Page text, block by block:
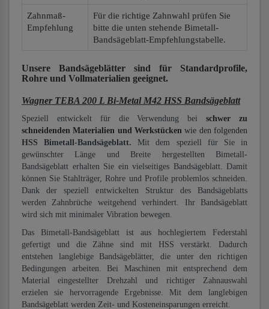
Zahnmaß-
Empfehlung
Für die richtige Zahnwahl prüfen Sie
bitte die unten stehende Bimetall-
Bandsägeblatt-Empfehlungstabelle.
Unsere Bandsägeblätter sind für Standardprofile,
Rohre und Vollmaterialien geeignet.
Wagner TEBA 200 L Bi-Metal M42 HSS Bandsägeblatt
Speziell entwickelt für die Verwendung beischwer zu
schneidenden Materialien und Werkstücken wie den folgenden
HSS Bimetall-Bandsägeblatt. Mit dem speziell für Sie in
gewünschter Länge und Breite hergestellten Bimetall-
Bandsägeblatt erhalten Sie ein vielseitiges Bandsägeblatt. Damit
können Sie Stahlträger, Rohre und Profile problemlos schneiden.
Dank der speziell entwickelten Struktur des Bandsägeblatts
werden Zahnbrüche weitgehend verhindert. Ihr Bandsägeblatt
wird sich mit minimaler Vibration bewegen.
Das Bimetall-Bandsägeblatt ist aus hochlegiertem Federstahl
gefertigt und die Zähne sind mit HSS verstärkt. Dadurch
entstehen langlebige Bandsägeblätter, die unter den richtigen
Bedingungen arbeiten. Bei Maschinen mit entsprechend dem
Material eingestellter Drehzahl und richtiger Zahnauswahl
erzielen sie hervorragende Ergebnisse. Mit dem langlebigen
Bandsägeblatt werden Zeit- und Kosteneinsparungen erreicht.